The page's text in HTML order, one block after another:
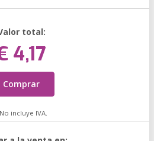
total:
4,17
Comprar
incluye IVA.